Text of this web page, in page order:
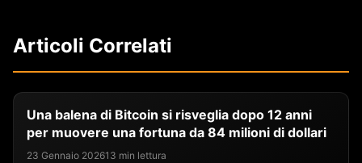
Articoli Correlati
Una balena di Bitcoin si risveglia dopo 12 anni
per muovere una fortuna da 84 milioni di dollari
23 Gennaio 202613 min lettura